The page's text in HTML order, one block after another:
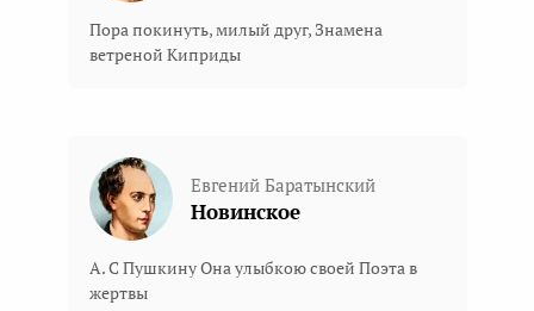
Пора покинуть, милый друг, Знамена
ветреной Киприды
Евгений Баратынский
Новинское
А. С Пушкину Она улыбкою своей Поэта в
жертвы